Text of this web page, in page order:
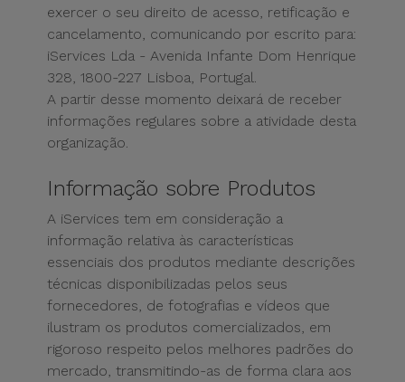
exercer o seu direito de acesso, retificação e
cancelamento, comunicando por escrito para:
iServices Lda - Avenida Infante Dom Henrique
328, 1800-227 Lisboa, Portugal.
A partir desse momento deixará de receber
informações regulares sobre a atividade desta
organização.
Informação sobre Produtos
A iServices tem em consideração a
informação relativa às características
essenciais dos produtos mediante descrições
técnicas disponibilizadas pelos seus
fornecedores, de fotografias e vídeos que
ilustram os produtos comercializados, em
rigoroso respeito pelos melhores padrões do
mercado, transmitindo-as de forma clara aos